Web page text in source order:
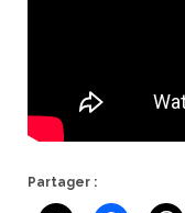
Partager :